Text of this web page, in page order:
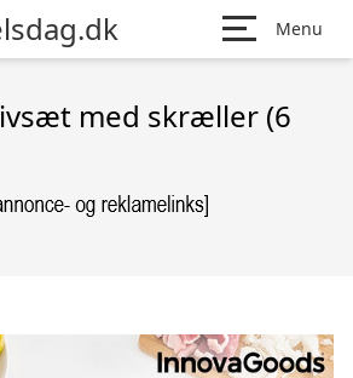
Menu
med skræller (6